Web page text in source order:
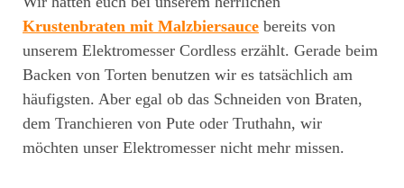
Krustenbraten mit Malzbiersauce bereits von
unserem Elektromesser Cordless erzählt. Gerade beim
Backen von Torten benutzen wir es tatsächlich am
häufigsten. Aber egal ob das Schneiden von Braten,
dem Tranchieren von Pute oder Truthahn, wir
möchten unser Elektromesser nicht mehr missen.